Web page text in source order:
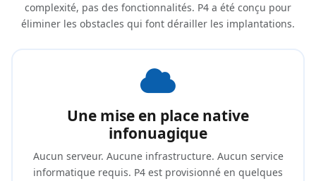
complexité, pas des fonctionnalités. P4 a été conçu pour
éliminer les obstacles qui font dérailler les implantations.
Une mise en place native
infonuagique
Aucun serveur. Aucune infrastructure. Aucun service
informatique requis. P4 est provisionné en quelques